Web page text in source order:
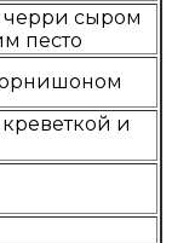
сыром
песто
и